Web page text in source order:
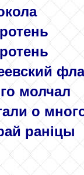
молчал
о
раніцы